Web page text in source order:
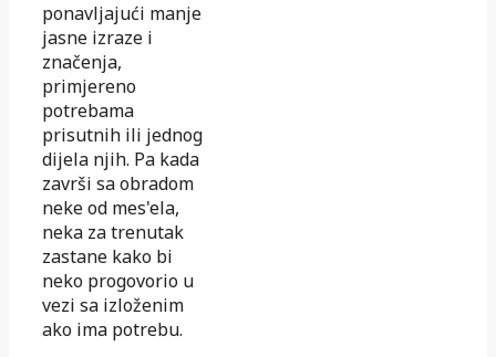
ponavljajući manje
jasne izraze i
značenja,
primjereno
potrebama
prisutnih ili jednog
dijela njih. Pa kada
završi sa obradom
neke od mes'ela,
neka za trenutak
zastane kako bi
neko progovorio u
vezi sa izloženim
ako ima potrebu.